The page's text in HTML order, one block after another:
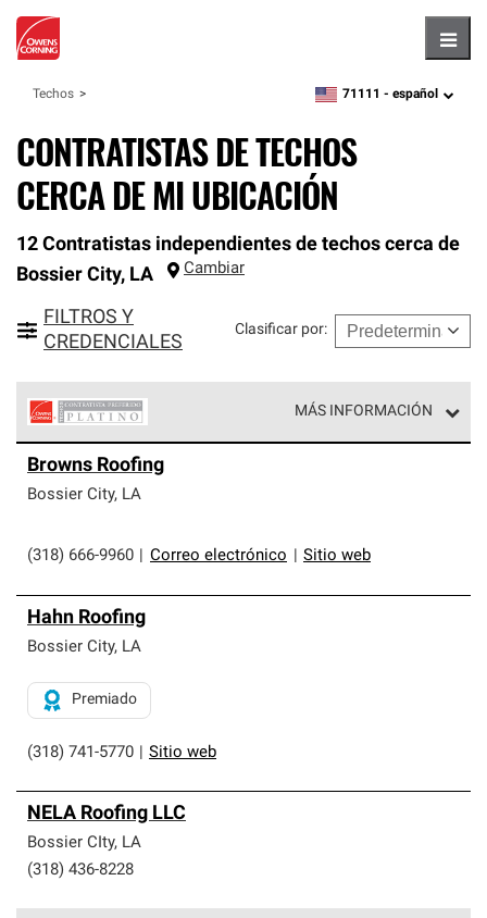
Techos zipcode, language
71111 - español
CONTRATISTAS DE TECHOS
CERCA DE MI UBICACIÓN
12 Contratistas independientes de techos cerca de
Bossier City, LA Cambiar
FILTROS Y
CREDENCIALES
Clasificar por:
MÁS INFORMACIÓN
Corning constituyen el nivel superior de nuestra red
exclusiva y cumplen con estándares estrictos de
sistemas de techos.
Browns Roofing
Bossier City, LA
(318) 666-9960 Correo electrónico Sitio web
Hahn Roofing
Bossier City, LA
(318) 741-5770 Sitio web
Premiado
NELA Roofing LLC
Bossier CIty, LA
(318) 436-8228